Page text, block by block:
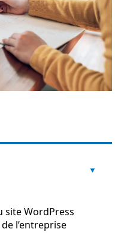
site WordPress
l’entreprise